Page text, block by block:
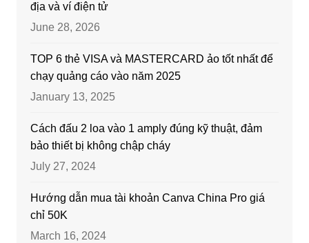
địa và ví điện tử
June 28, 2026
TOP 6 thẻ VISA và MASTERCARD ảo tốt nhất để
chạy quảng cáo vào năm 2025
January 13, 2025
Cách đấu 2 loa vào 1 amply đúng kỹ thuật, đảm
bảo thiết bị không chập cháy
July 27, 2024
Hướng dẫn mua tài khoản Canva China Pro giá
chỉ 50K
March 16, 2024